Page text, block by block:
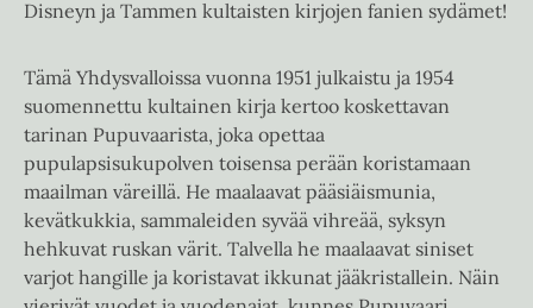
Disneyn ja Tammen kultaisten kirjojen fanien sydämet!
Tämä Yhdysvalloissa vuonna 1951 julkaistu ja 1954
suomennettu kultainen kirja kertoo koskettavan
tarinan Pupuvaarista, joka opettaa
pupulapsisukupolven toisensa perään koristamaan
maailman väreillä. He maalaavat pääsiäismunia,
kevätkukkia, sammaleiden syvää vihreää, syksyn
hehkuvat ruskan värit. Talvella he maalaavat siniset
varjot hangille ja koristavat ikkunat jääkristallein. Näin